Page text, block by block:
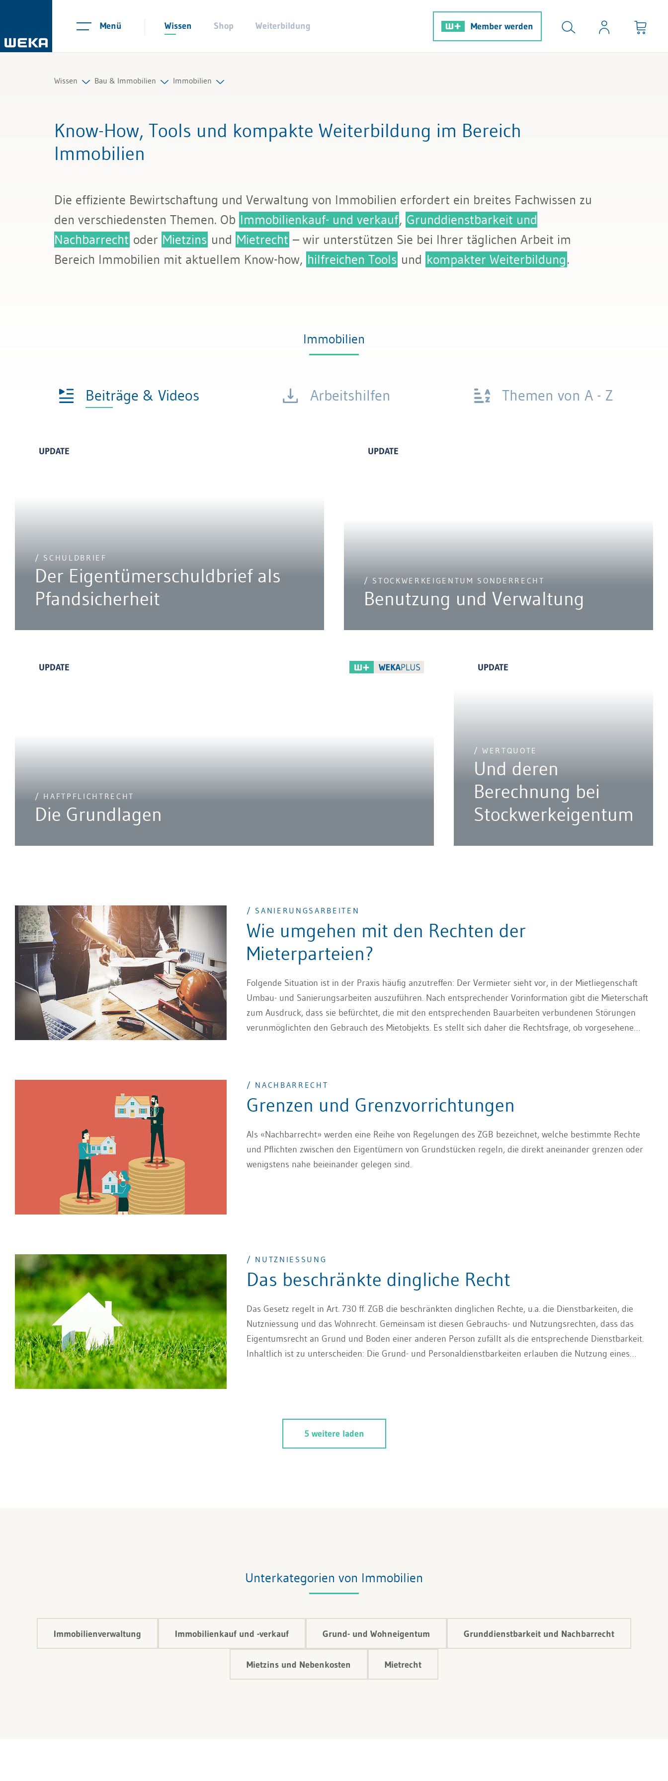
Menü Wissen Shop Weiterbildung Member werden
Wissen
Management
Führung & Kompetenzen
Bau & Immobilien
Bau & Immobilien
Bau
Immobilien
Immobilienkauf und -verkauf
Mietzins und Nebenkosten
Mietrecht
Know-How, Tools und kompakte Weiterbildung im Bereich
Immobilien
Die effiziente Bewirtschaftung und Verwaltung von Immobilien erfordert ein breites Fachwissen zu
den verschiedensten Themen. Ob Immobilienkauf- und verkauf, Grunddienstbarkeit und
Nachbarrecht oder Mietzins und Mietrecht – wir unterstützen Sie bei Ihrer täglichen Arbeit im
Bereich Immobilien mit aktuellem Know-how, hilfreichen Tools und kompakter Weiterbildung.
Immobilien
Beiträge & Videos Arbeitshilfen Themen von A - Z
UPDATE
/ SCHULDBRIEF
Der Eigentümerschuldbrief als
Pfandsicherheit
UPDATE
/ STOCKWERKEIGENTUM SONDERRECHT
Benutzung und Verwaltung
UPDATE
/ HAFTPFLICHTRECHT
Die Grundlagen
UPDATE
/ WERTQUOTE
Und deren
Berechnung bei
Stockwerkeigentum
/ SANIERUNGSARBEITEN
Wie umgehen mit den Rechten der
Mieterparteien?
Folgende Situation ist in der Praxis häufig anzutreffen: Der Vermieter sieht vor, in der Mietliegenschaft
Umbau- und Sanierungsarbeiten auszuführen. Nach entsprechender Vorinformation gibt die Mieterschaft
zum Ausdruck, dass sie befürchtet, die mit den entsprechenden Bauarbeiten verbundenen Störungen
verunmöglichten den Gebrauch des Mietobjekts. Es stellt sich daher die Rechtsfrage, ob vorgesehene
/ NACHBARRECHT
Grenzen und Grenzvorrichtungen
Als «Nachbarrecht» werden eine Reihe von Regelungen des ZGB bezeichnet, welche bestimmte Rechte
und Pflichten zwischen den Eigentümern von Grundstücken regeln, die direkt aneinander grenzen oder
wenigstens nahe beieinander gelegen sind.
/ NUTZNIESSUNG
Das beschränkte dingliche Recht
Das Gesetz regelt in Art. 730 ff. ZGB die beschränkten dinglichen Rechte, u.a. die Dienstbarkeiten, die
Nutzniessung und das Wohnrecht. Gemeinsam ist diesen Gebrauchs- und Nutzungsrechten, dass das
Eigentumsrecht an Grund und Boden einer anderen Person zufällt als die entsprechende Dienstbarkeit.
Inhaltlich ist zu unterscheiden: Die Grund- und Personaldienstbarkeiten erlauben die Nutzung eines
5 weitere laden
Unterkategorien von Immobilien
Immobilienverwaltung Immobilienkauf und -verkauf Grund- und Wohneigentum Grunddienstbarkeit und Nachbarrecht
Mietzins und Nebenkosten Mietrecht